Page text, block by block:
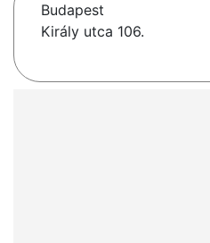
Budapest
Király utca 106.